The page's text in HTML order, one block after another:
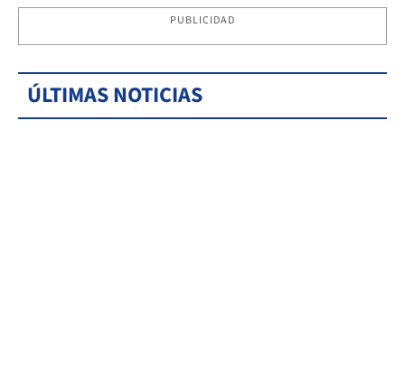
PUBLICIDAD
ÚLTIMAS NOTICIAS